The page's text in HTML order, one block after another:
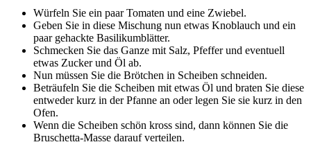
Würfeln Sie ein paar Tomaten und eine Zwiebel.
Geben Sie in diese Mischung nun etwas Knoblauch und ein
paar gehackte Basilikumblätter.
Schmecken Sie das Ganze mit Salz, Pfeffer und eventuell
etwas Zucker und Öl ab.
Nun müssen Sie die Brötchen in Scheiben schneiden.
Beträufeln Sie die Scheiben mit etwas Öl und braten Sie diese
entweder kurz in der Pfanne an oder legen Sie sie kurz in den
Ofen.
Wenn die Scheiben schön kross sind, dann können Sie die
Bruschetta-Masse darauf verteilen.